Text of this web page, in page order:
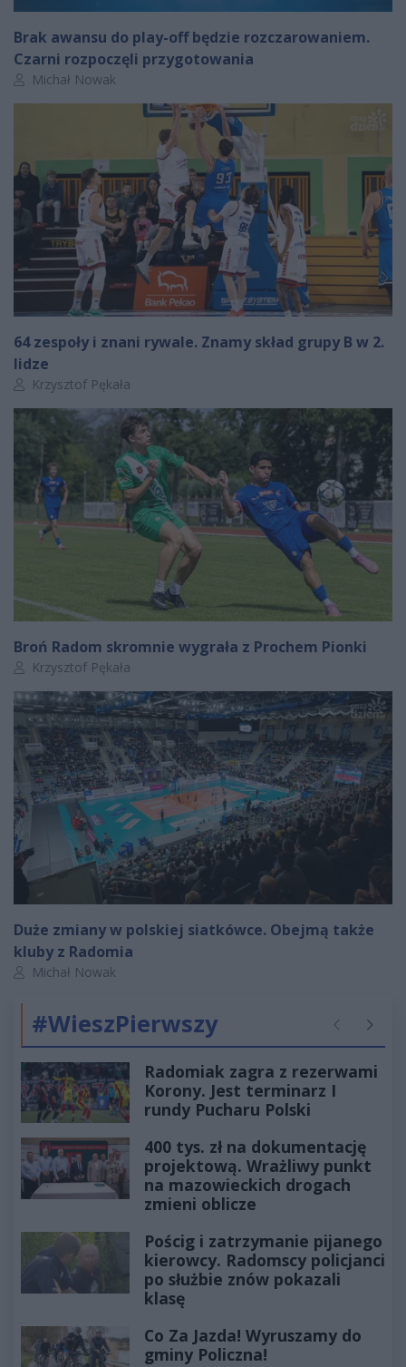
Brak awansu do play-off będzie rozczarowaniem.
Czarni rozpoczęli przygotowania
Autor artykułu:
Michał Nowak
64 zespoły i znani rywale. Znamy skład grupy B w 2.
lidze
Autor artykułu:
Krzysztof Pękała
Broń Radom skromnie wygrała z Prochem Pionki
Autor artykułu:
Krzysztof Pękała
Duże zmiany w polskiej siatkówce. Obejmą także
kluby z Radomia
Autor artykułu:
Michał Nowak
#WieszPierwszy Poprzednie
Radomiak zagra z rezerwami
Korony. Jest terminarz I
rundy Pucharu Polski
400 tys. zł na dokumentację
projektową. Wrażliwy punkt
na mazowieckich drogach
zmieni oblicze
Pościg i zatrzymanie pijanego
kierowcy. Radomscy policjanci
po służbie znów pokazali
klasę
Co Za Jazda! Wyruszamy do
gminy Policzna!